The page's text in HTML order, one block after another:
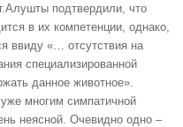
подтвердили, что
в их компетенции, однако,
ввиду «… отсутствия на
специализированной
данное животное».
многим симпатичной
неясной. Очевидно одно –